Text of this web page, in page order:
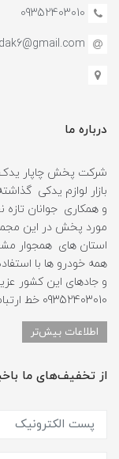
09352403010
درباره ما
بازار لوازم یدکی
و همکاری جوانان
مورد پخش در این
استان های همجوار
همه خودرو ها با
و جادهای این کشور
09352403010 خط ارتباطی واحد فروش می‌باشد.
اطلاعات بیش‌تر
از تخفیف‌های ما